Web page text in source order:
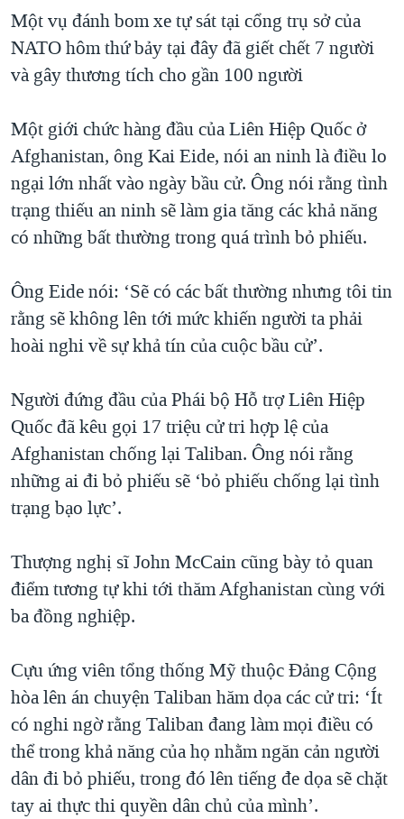
Một vụ đánh bom xe tự sát tại cổng trụ sở của
NATO hôm thứ bảy tại đây đã giết chết 7 người
và gây thương tích cho gần 100 người
Một giới chức hàng đầu của Liên Hiệp Quốc ở
Afghanistan, ông Kai Eide, nói an ninh là điều lo
ngại lớn nhất vào ngày bầu cử. Ông nói rằng tình
trạng thiếu an ninh sẽ làm gia tăng các khả năng
có những bất thường trong quá trình bỏ phiếu.
Ông Eide nói: ‘Sẽ có các bất thường nhưng tôi tin
rằng sẽ không lên tới mức khiến người ta phải
hoài nghi về sự khả tín của cuộc bầu cử’.
Người đứng đầu của Phái bộ Hỗ trợ Liên Hiệp
Quốc đã kêu gọi 17 triệu cử tri hợp lệ của
Afghanistan chống lại Taliban. Ông nói rằng
những ai đi bỏ phiếu sẽ ‘bỏ phiếu chống lại tình
trạng bạo lực’.
Thượng nghị sĩ John McCain cũng bày tỏ quan
điểm tương tự khi tới thăm Afghanistan cùng với
ba đồng nghiệp.
Cựu ứng viên tổng thống Mỹ thuộc Đảng Cộng
hòa lên án chuyện Taliban hăm dọa các cử tri: ‘Ít
có nghi ngờ rằng Taliban đang làm mọi điều có
thể trong khả năng của họ nhằm ngăn cản người
dân đi bỏ phiếu, trong đó lên tiếng đe dọa sẽ chặt
tay ai thực thi quyền dân chủ của mình’.